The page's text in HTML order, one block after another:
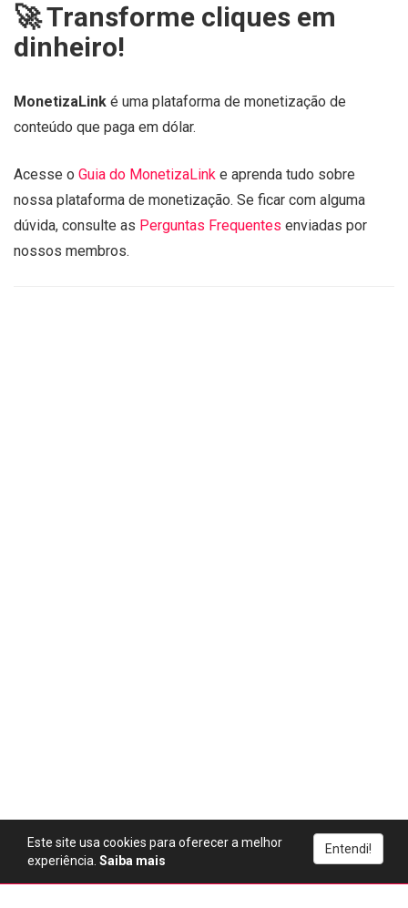
🚀 Transforme cliques em
dinheiro!
MonetizaLink é uma plataforma de monetização de
conteúdo que paga em dólar.
Acesse o Guia do MonetizaLink e aprenda tudo sobre
nossa plataforma de monetização. Se ficar com alguma
dúvida, consulte as Perguntas Frequentes enviadas por
nossos membros.
Este site usa cookies para oferecer a melhor
experiência. Saiba mais
Entendi!